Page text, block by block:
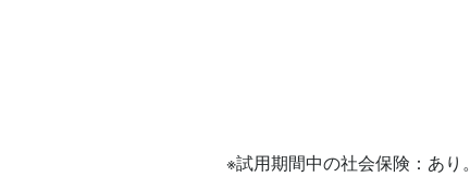
※試用期間中の社会保険：あり